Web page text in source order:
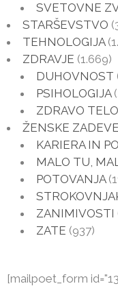
SVETOVNE
STARŠEVSTVO
TEHNOLOGIJA
ZDRAVJE (1.669)
DUHOVNOST
PSIHOLOGIJA
ZDRAVO TELO
ŽENSKE ZADEVE
KARIERA IN
MALO TU,
POTOVANJA
ZANIMIVOSTI
ZATE (937)
[mailpoet_form